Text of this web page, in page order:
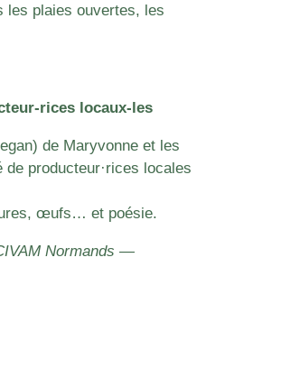
les plaies ouvertes, les
rices locaux-les
de Maryvonne et les
producteur·rices locales
œufs… et poésie.
Normands —